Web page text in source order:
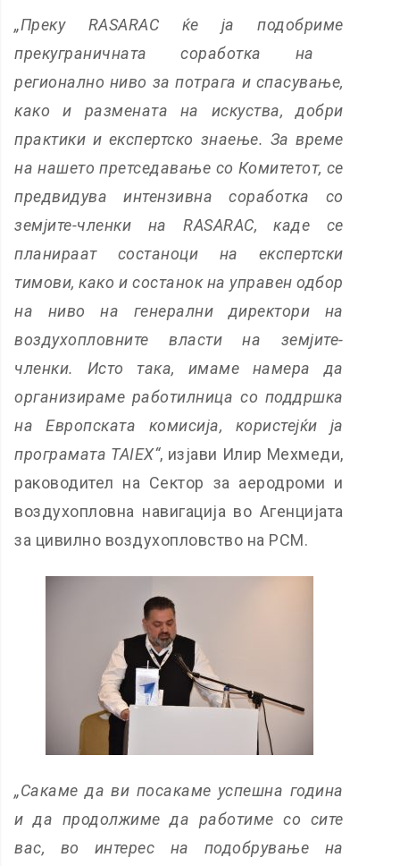
„Преку RASARAC ќе ја подобриме
прекуграничната соработка на
регионално ниво за потрага и спасување,
како и размената на искуства, добри
практики и експертско знаење. За време
на нашето претседавање со Комитетот, се
предвидува интензивна соработка со
земјите-членки на RASARAC,каде се
планираат состаноци на експертски
тимови, како и состанок на управен одбор
на ниво на генерални директори на
воздухопловните власти на земјите-
членки. Исто така, имаме намера да
организираме работилница со поддршка
на Европската комисија, користејќи ја
програмата TAIEX“, изјави Илир Мехмеди,
раководител на Сектор за аеродроми и
воздухопловна навигација во Агенцијата
за цивилно воздухопловство на РСМ.
„Сакаме да ви посакаме успешна година
и да продолжиме да работиме со сите
вас, во интерес на подобрување на